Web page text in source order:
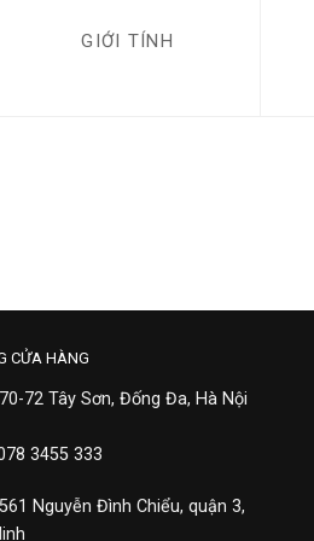
GIỚI TÍNH
CỬA HÀNG
72 Tây Sơn, Đống Đa, Hà Nội
3455 333
Nguyễn Đình Chiểu, quận 3,